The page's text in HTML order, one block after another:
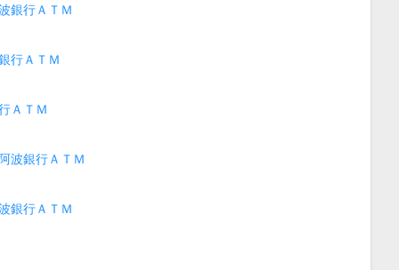
銀行ＡＴＭ
行ＡＴＭ
ＡＴＭ
波銀行ＡＴＭ
銀行ＡＴＭ